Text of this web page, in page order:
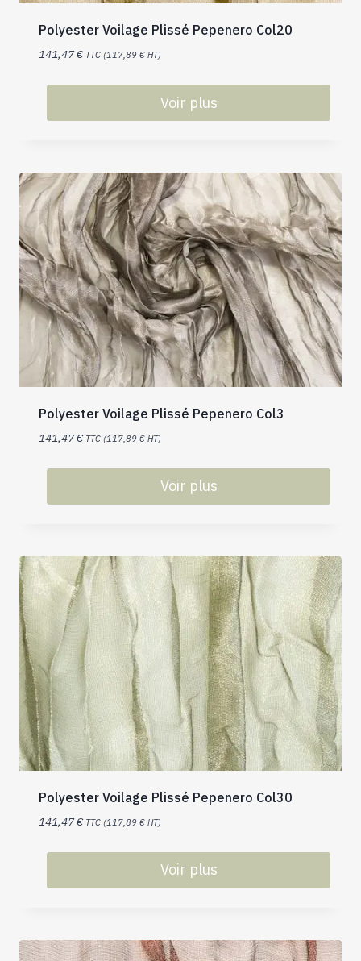
Polyester Voilage Plissé Pepenero Col20
141,47€ TTC (117,89 € HT)
Voir plus
Polyester Voilage Plissé Pepenero Col3
141,47€ TTC (117,89 € HT)
Voir plus
Polyester Voilage Plissé Pepenero Col30
141,47€ TTC (117,89 € HT)
Voir plus